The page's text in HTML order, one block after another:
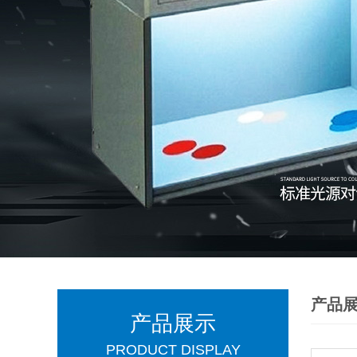
产品展示
PRODUCT DISPLAY
产品